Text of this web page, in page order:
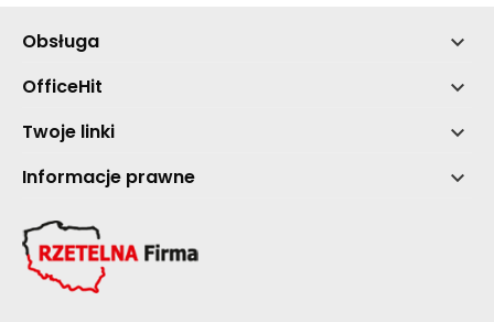
Obsługa 
OfficeHit 
Twoje linki 
Informacje prawne 